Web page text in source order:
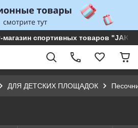
магазин спортивных товаров
ДЛЯ ДЕТСКИХ ПЛОЩАДОК